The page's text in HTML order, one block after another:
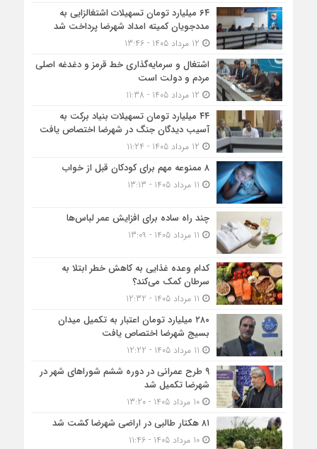
۶۴ میلیارد تومان تسهیلات اشتغالزایی به
مددجویان کمیته امداد شهرضا پرداخت شد
اشتغال و سرمایه‌گذاری خط قرمز و دغدغه اصلی
مردم و دولت است
۴۴ میلیارد تومان تسهیلات بنیاد برکت به
آسیب دیدگان جنگ در شهرضا اختصاص یافت
۸ ممنوعه مهم برای کودکان قبل از خواب
چند راه ساده برای افزایش عمر لباس‌ها
کدام وعده غذایی به کاهش خطر ابتلا به
سرطان کمک می‌کند؟
۲۸۰ میلیارد تومان اعتبار به تکمیل میدان
بسیج شهرضا اختصاص یافت
۹ طرح عمرانی در دوره ششم شوراهای شهر در
شهرضا تکمیل شد
10 مرداد 1405 - 13:20
۸۱ هکتار طالبی در اراضی شهرضا کشت شد
10 مرداد 1405 - 11:46